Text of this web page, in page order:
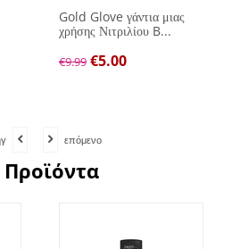
Gold Glove γάντια μιας
χρήσης Νιτριλίου B...
€9.99 €5.00
επόμενο